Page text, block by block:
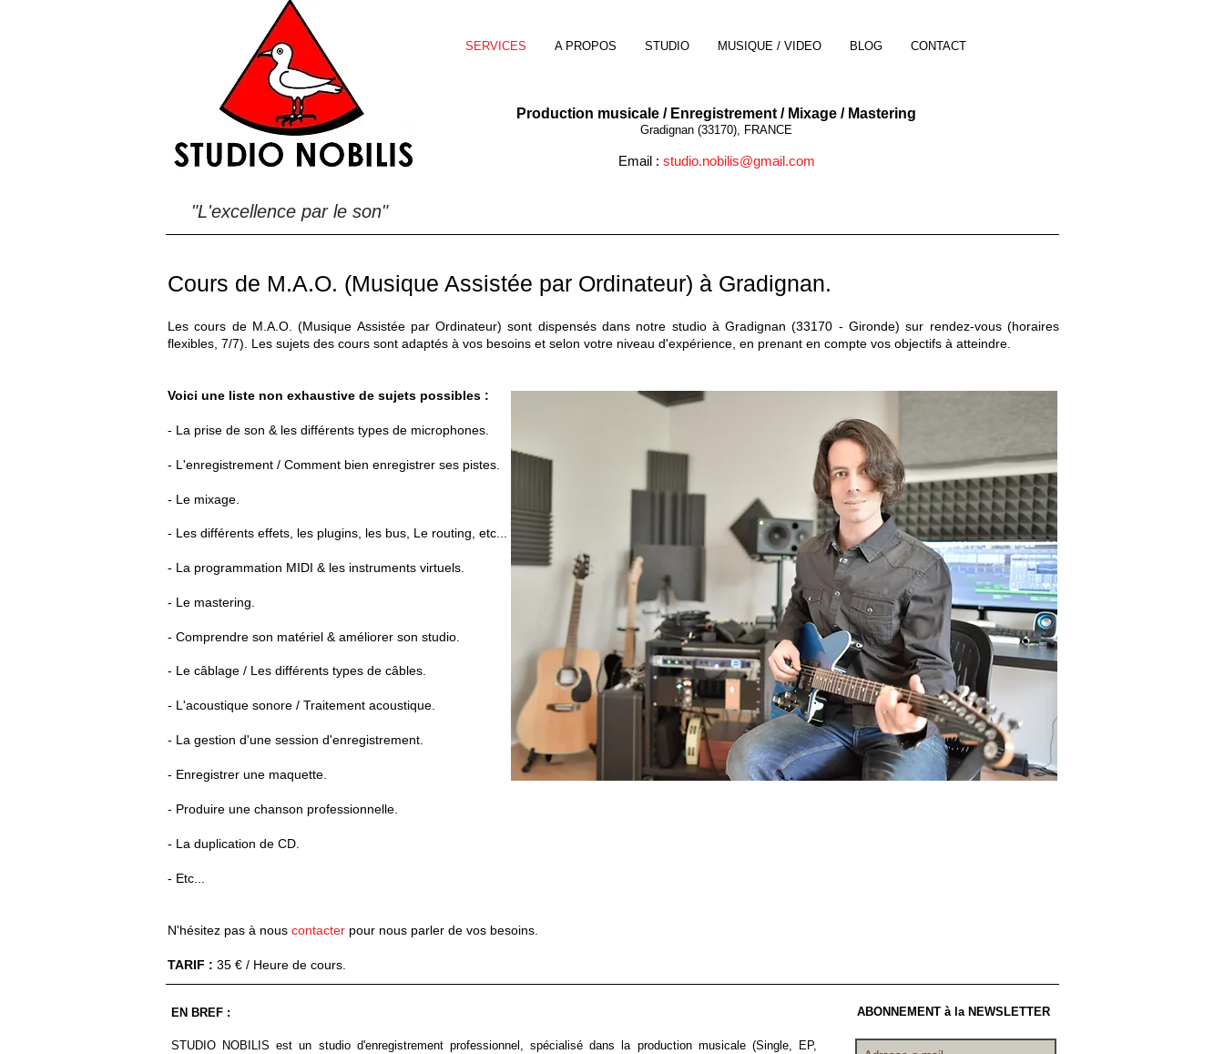
SERVICES A PROPOS STUDIO MUSIQUE / VIDEO BLOG CONTACT
Production musicale / Enregistrement / Mixage / Mastering
Gradignan (33170), FRANCE
Email : studio.nobilis@gmail.com
"L'excellence par le son"
Cours de M.A.O. (Musique Assistée par Ordinateur) à Gradignan.
Les cours de M.A.O. (Musique Assistée par Ordinateur) sont dispensés dans notre studio à Gradignan (33170 - Gironde) sur rendez-vous (horaires
flexibles, 7/7). Les sujets des cours sont adaptés à vos besoins et selon votre niveau d'expérience, en prenant en compte vos objectifs à atteindre.
Voici une liste non exhaustive de sujets possibles :
- La prise de son & les différents types de microphones.
- L'enregistrement / Comment bien enregistrer ses pistes.
- Le mixage.
- Les différents effets, les plugins, les bus, Le routing, etc...
- La programmation MIDI & les instruments virtuels.
- Le mastering.
- Comprendre son matériel & améliorer son studio.
- Le câblage / Les différents types de câbles.
- L'acoustique sonore / Traitement acoustique.
- La gestion d'une session d'enregistrement.
- Enregistrer une maquette.
- Produire une chanson professionnelle.
- La duplication de CD.
- Etc...
N'hésitez pas à nous contacter pour nous parler de vos besoins.
TARIF : 35 € / Heure de cours.
EN BREF :
STUDIO NOBILIS est un studio d'enregistrement professionnel, spécialisé dans la production musicale (Single, EP,
ABONNEMENT à la NEWSLETTER